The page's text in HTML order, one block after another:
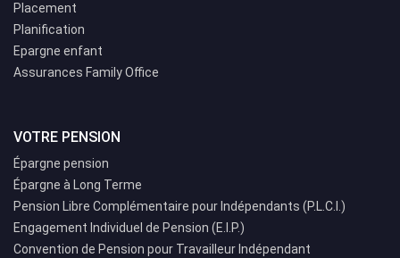
Placement
Planification
Epargne enfant
Assurances Family Office
VOTRE PENSION
Épargne pension
Épargne à Long Terme
Pension Libre Complémentaire pour Indépendants (P.L.C.I.)
Engagement Individuel de Pension (E.I.P.)
Convention de Pension pour Travailleur Indépendant